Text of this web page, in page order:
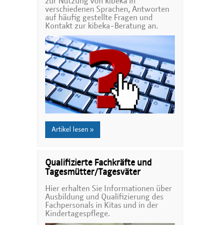
verschiedenen Sprachen, Antworten
auf häufig gestellte Fragen und
Kontakt zur kibeka-Beratung an.
Artikel lesen »
Qualifizierte Fachkräfte und
Tagesmütter/Tagesväter
Hier erhalten Sie Informationen über
Ausbildung und Qualifizierung des
Fachpersonals in Kitas und in der
Kindertagespflege.